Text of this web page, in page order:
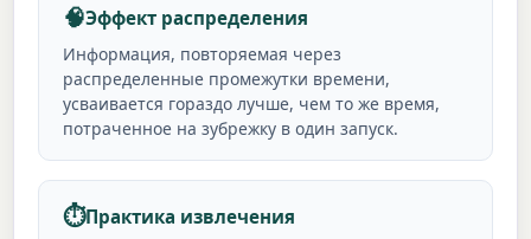
🧠Эффект распределения
Информация, повторяемая через
распределенные промежутки времени,
усваивается гораздо лучше, чем то же время,
потраченное на зубрежку в один запуск.
⏱️Практика извлечения